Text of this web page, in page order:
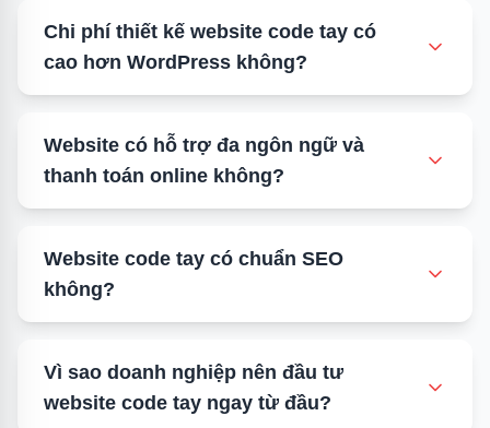
chiến lược digital marketing cho website
tư vấn giải pháp tăng trưởng
Chi phí thiết kế website code tay có
cao hơn WordPress không?
Website có hỗ trợ đa ngôn ngữ và
thanh toán online không?
Website code tay có chuẩn SEO
không?
Vì sao doanh nghiệp nên đầu tư
website code tay ngay từ đầu?